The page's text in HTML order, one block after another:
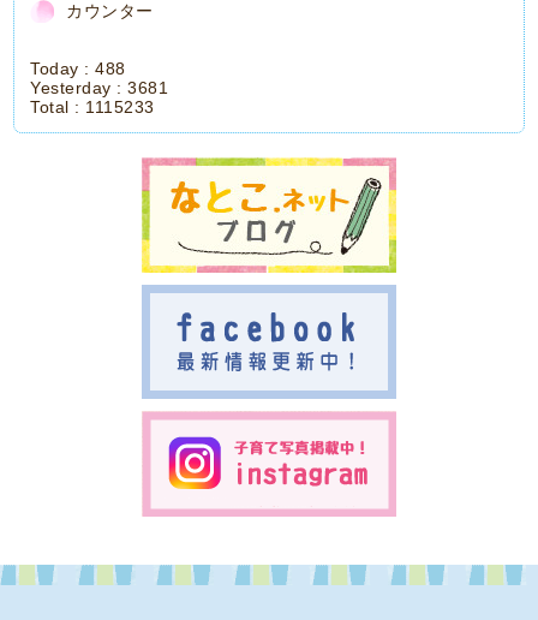
カウンター
Today :488
Yesterday :3681
Total : 1115233